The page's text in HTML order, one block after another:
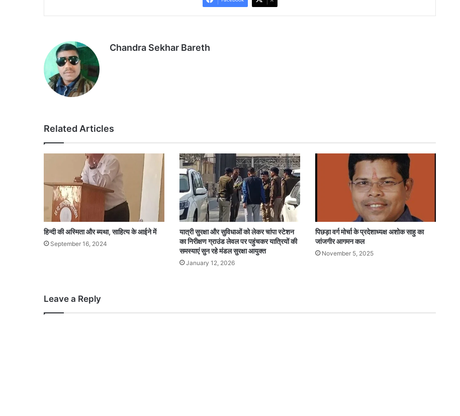
Chandra Sekhar Bareth
Related Articles
हिन्दी की अस्मिता और ब्यथा, साहित्य के आईने में
September 16, 2024
यात्री सुरक्षा और सुविधाओं को लेकर चांपा स्टेशन
का निरीक्षण ग्राउंड लेवल पर पहुंचकर यात्रियों की
समस्याएं सुन रहे मंडल सुरक्षा आयुक्त
January 12, 2026
पिछड़ा वर्ग मोर्चा के प्रदेशाध्यक्ष अशोक साहु का
जांजगीर आगमन कल
November 5, 2025
Leave a Reply